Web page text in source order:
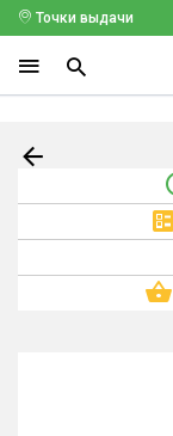
Точки выдачи